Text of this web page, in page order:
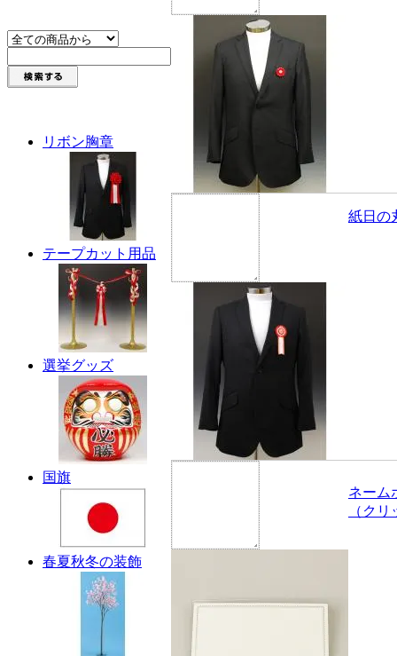
リボン胸章
テープカット用品
選挙グッズ
国旗
春夏秋冬の装飾
紙日の
ネーム
（ク